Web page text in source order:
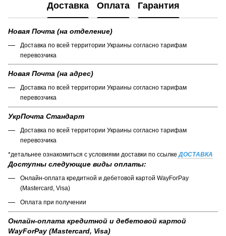
Доставка Оплата Гарантия
Новая Почта (на отделение)
Доставка по всей территории Украины согласно тарифам
перевозчика
Новая Почта (на адрес)
Доставка по всей территории Украины согласно тарифам
перевозчика
УкрПочта Стандарт
Доставка по всей территории Украины согласно тарифам
перевозчика
*детальнее ознакомиться с условиями доставки по ссылке ДОСТАВКА
Доступны следующие виды оплаты:
Онлайн-оплата кредитной и дебетовой картой WayForPay
(Mastercard, Visa)
Оплата при получении
Онлайн-оплата кредитной и дебетовой картой
WayForPay (Mastercard, Visa)